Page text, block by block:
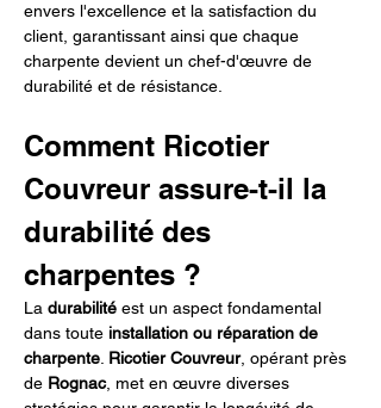
envers l'excellence et la satisfaction du
client, garantissant ainsi que chaque
charpente devient un chef-d'œuvre de
durabilité et de résistance.
Comment Ricotier
Couvreur assure-t-il la
durabilité des
charpentes ?
La durabilité est un aspect fondamental
dans toute installation ou réparation de
charpente Ricotier Couvreur, opérant près
de Rognac, met en œuvre diverses